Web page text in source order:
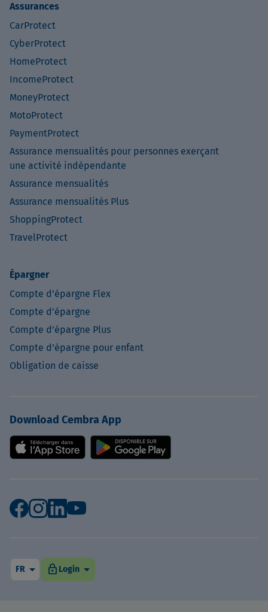
Assurances
CarProtect
CyberProtect
HomeProtect
IncomeProtect
MoneyProtect
MotoProtect
PaymentProtect
Assurance mensualités pour personnes exerçant
une activité indépendante
Assurance mensualités
Assurance mensualités Plus
ShoppingProtect
TravelProtect
Épargner
Compte d’épargne Flex
Compte d’épargne
Compte d’épargne Plus
Compte d’épargne pour enfant
Obligation de caisse
Download Cembra App
arrow_drop_down
FR arrow_drop_down
Login
lock